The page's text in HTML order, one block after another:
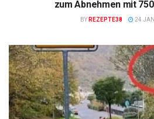
zum Abnehmen mit
BY REZEPTE38 24